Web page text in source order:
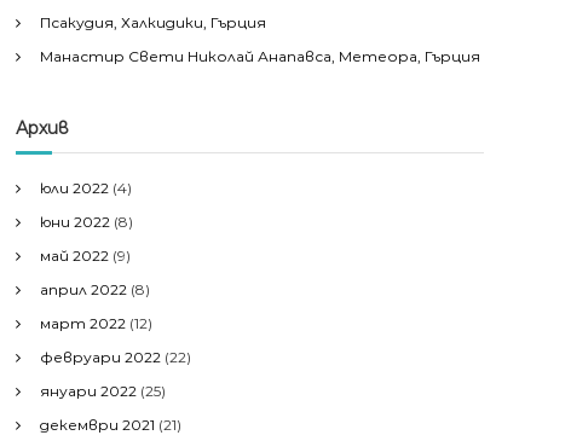
Псакудия, Халкидики, Гърция
Манастир Свети Николай Анапавса, Метеора, Гърция
Архив
юли 2022 (4)
юни 2022 (8)
май 2022 (9)
април 2022 (8)
март 2022 (12)
февруари 2022 (22)
януари 2022 (25)
декември 2021 (21)